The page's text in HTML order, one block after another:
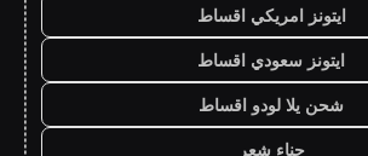
ايتونز امريكي اقساط
ايتونز سعودي اقساط
شحن يلا لودو اقساط
حناء شعر